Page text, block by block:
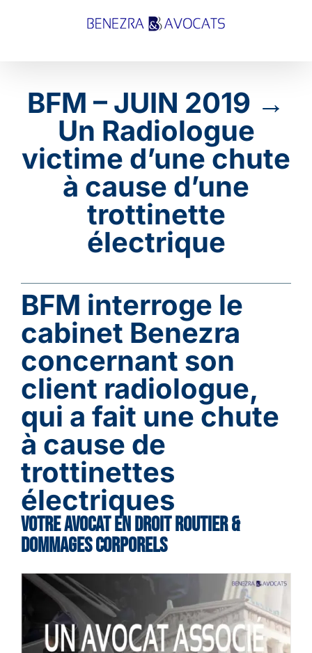
agrandie
BFM – JUIN 2019 →
Un Radiologue
victime d’une chute
à cause d’une
trottinette
électrique
BFM interroge le
cabinet Benezra
concernant son
client radiologue,
qui a fait une chute
à cause de
trottinettes
électriques
VOTRE AVOCAT EN DROIT ROUTIER &
DOMMAGES CORPORELS